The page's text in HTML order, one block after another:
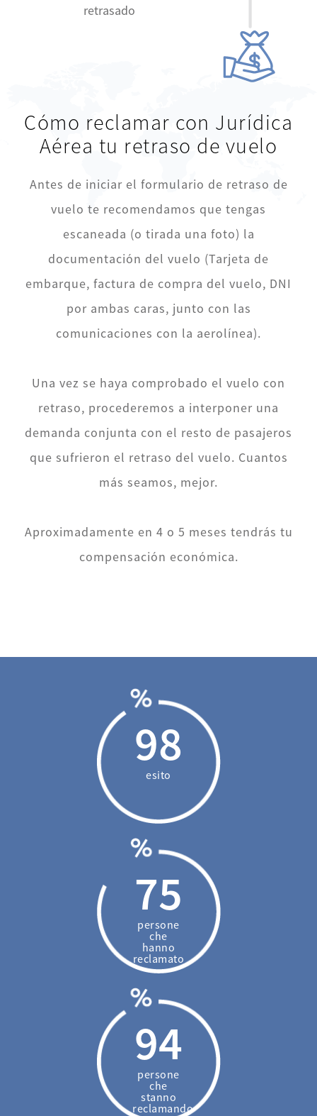
retrasado
Cómo reclamar con Jurídica
Aérea tu retraso de vuelo
Antes de iniciar el formulario de retraso de
vuelo te recomendamos que tengas
escaneada (o tirada una foto) la
documentación del vuelo (Tarjeta de
embarque, factura de compra del vuelo, DNI
por ambas caras, junto con las
comunicaciones con la aerolínea).
Una vez se haya comprobado el vuelo con
retraso, procederemos a interponer una
demanda conjunta con el resto de pasajeros
que sufrieron el retraso del vuelo. Cuantos
más seamos, mejor.
Aproximadamente en 4 o 5 meses tendrás tu
compensación económica.
98
esito
75
persone
che
hanno
reclamato
94
persone
che
stanno
reclamando